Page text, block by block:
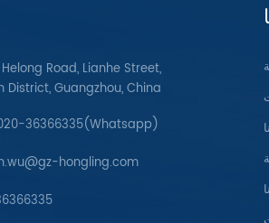
Road, Lianhe Street,
District, Guangzhou, China
36366335(Whatsapp)
hongling.com